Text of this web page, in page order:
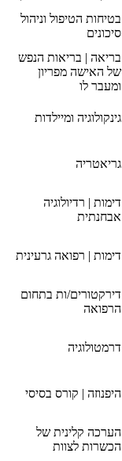
בטיחות הטיפול וניהול
סיכונים
בריאה | בריאות הנפש
של האישה מפריון
ומעבר לו
גינקולוגיה ומיילדות
גריאטריה
דימות | רדיולוגיה
אבחנתית
דימות | רפואה גרעינית
דירקטורים/ות בתחום
הרפואה
דרמטולוגיה
היפנוזה | קורס בסיסי
הערכה קלינית של
הכשרות לצוות